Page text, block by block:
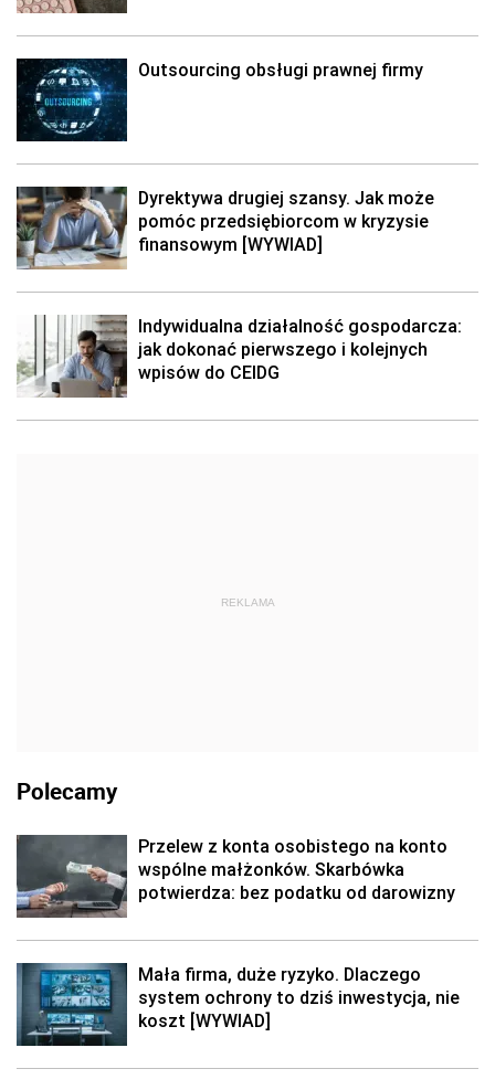
Outsourcing obsługi prawnej firmy
Dyrektywa drugiej szansy. Jak może
pomóc przedsiębiorcom w kryzysie
finansowym [WYWIAD]
Indywidualna działalność gospodarcza:
jak dokonać pierwszego i kolejnych
wpisów do CEIDG
REKLAMA
Polecamy
Przelew z konta osobistego na konto
wspólne małżonków. Skarbówka
potwierdza: bez podatku od darowizny
Mała firma, duże ryzyko. Dlaczego
system ochrony to dziś inwestycja, nie
koszt [WYWIAD]